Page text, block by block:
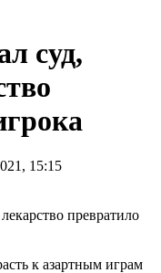
суд,
15:15
к азартным играм